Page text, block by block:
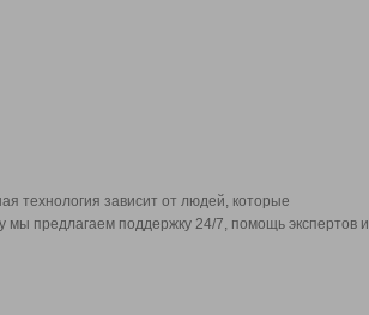
технология зависит от людей, которые
предлагаем поддержку 24/7, помощь экспертов и